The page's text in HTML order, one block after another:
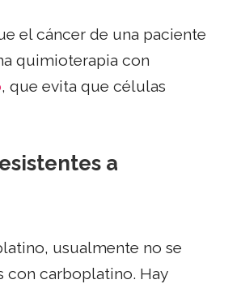
el cáncer de una paciente
quimioterapia con
, que evita que células
a
usualmente no se
con carboplatino. Hay